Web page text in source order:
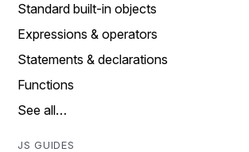
Standard built-in objects
Expressions & operators
Statements & declarations
Functions
See all…
JS GUIDES